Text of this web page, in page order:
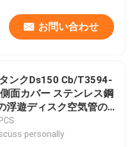
お問い合わせ
ンクDs150 Cb/T3594-
面カバー ステンレス鋼
浮遊ディスク空気管の
personally